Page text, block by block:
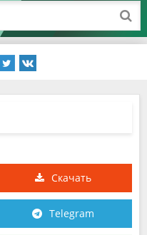
Скачать
Telegram